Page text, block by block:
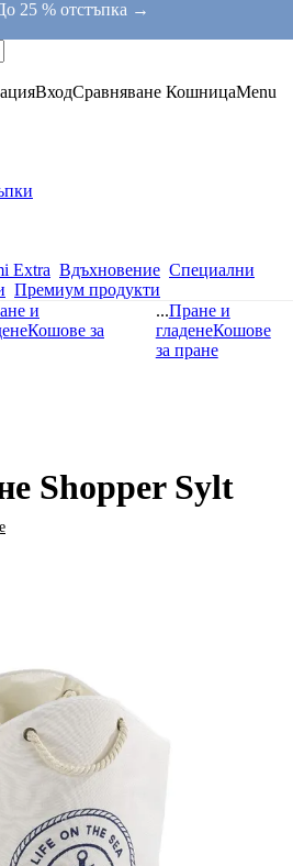
25 % отстъпка →
ВходСравняване КошницаMenu
Extra Вдъхновение Специални
Премиум продукти
и
Кошове за
...Пране и
гладенеКошове
за пране
Shopper Sylt